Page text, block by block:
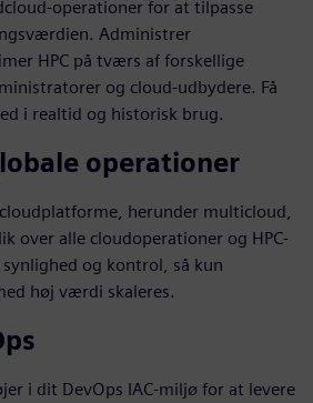
operationer for at tilpasse
Administrer
HPC på tværs af forskellige
og cloud-udbydere. Få
i realtid og historisk brug.
operationer
herunder multicloud,
over alle cloudoperationer og HPC-
og kontrol, så kun
høj værdi skaleres.
i dit DevOps IAC-miljø for at levere